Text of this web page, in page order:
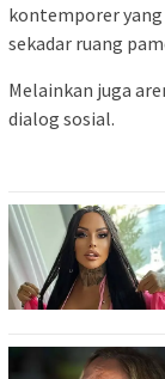
kontemporer
sekadar ruang
Melainkan juga
dialog sosial.